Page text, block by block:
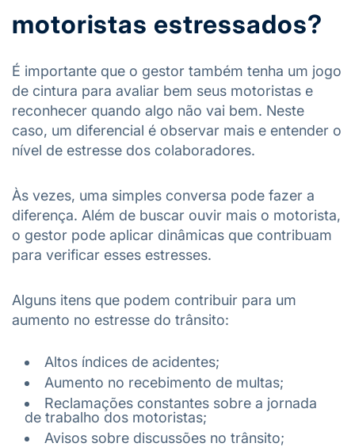
motoristas estressados?
É importante que o gestor também tenha um jogo
de cintura para avaliar bem seus motoristas e
reconhecer quando algo não vai bem. Neste
caso, um diferencial é observar mais e entender o
nível de estresse dos colaboradores.
Às vezes, uma simples conversa pode fazer a
diferença. Além de buscar ouvir mais o motorista,
o gestor pode aplicar dinâmicas que contribuam
para verificar esses estresses.
Alguns itens que podem contribuir para um
aumento no estresse do trânsito:
Altos índices de acidentes;
Aumento no recebimento de multas;
Reclamações constantes sobre a jornada
de trabalho dos motoristas;
Avisos sobre discussões no trânsito;